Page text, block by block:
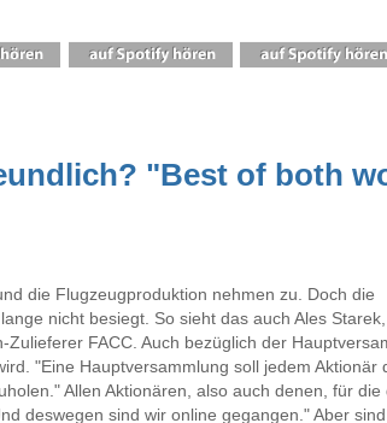
"Best of both
die Flugzeugproduktion nehmen zu. Doch die
nicht besiegt. So sieht das auch Ales
Zulieferer FACC. Auch bezüglich der
"Eine Hauptversammlung soll jedem Aktionär
Allen Aktionären, also auch denen, für
deswegen sind wir online gegangen." Aber